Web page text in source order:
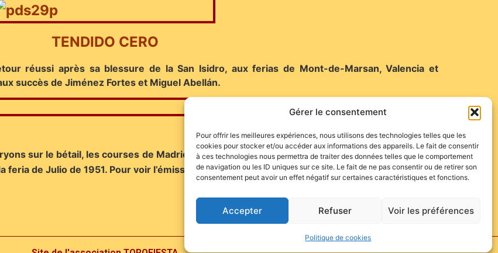
Gérer le consentement
Pour offrir les meilleures expériences, nous utilisons des technologies telles que les
cookies pour stocker et/ou accéder aux informations des appareils. Le fait de consentir
à ces technologies nous permettra de traiter des données telles que le comportement
de navigation ou les ID uniques sur ce site. Le fait de ne pas consentir ou de retirer son
consentement peut avoir un effet négatif sur certaines caractéristiques et fonctions.
Accepter Refuser Voir les préférences
Politique de cookies
TENDIDO CERO
réussi après sa blessure de la San Isidro, aux ferias de Mont-de-Marsan, Valencia et
succès de Jiménez Fortes et Miguel Abellán.
sur le bétail, les courses de Madrid, le toro de Juan Pedro Domecq indulté à Roquetas par
feria de Julio de 1951. Pour voir l’émission, cliquezICI